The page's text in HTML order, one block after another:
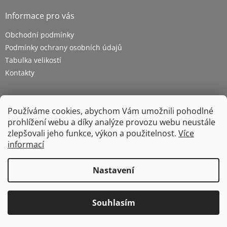
Používáme cookies, abychom Vám umožnili pohodlné
prohlížení webu a díky analýze provozu webu neustále
zlepšovali jeho funkce, výkon a použitelnost. Více
informací
Nastavení
Souhlasím
Informace pro vás
Obchodní podmínky
Podmínky ochrany osobních údajů
Tabulka velikostí
Kontakty
práva vyhrazena.Upravit nastavení cookies